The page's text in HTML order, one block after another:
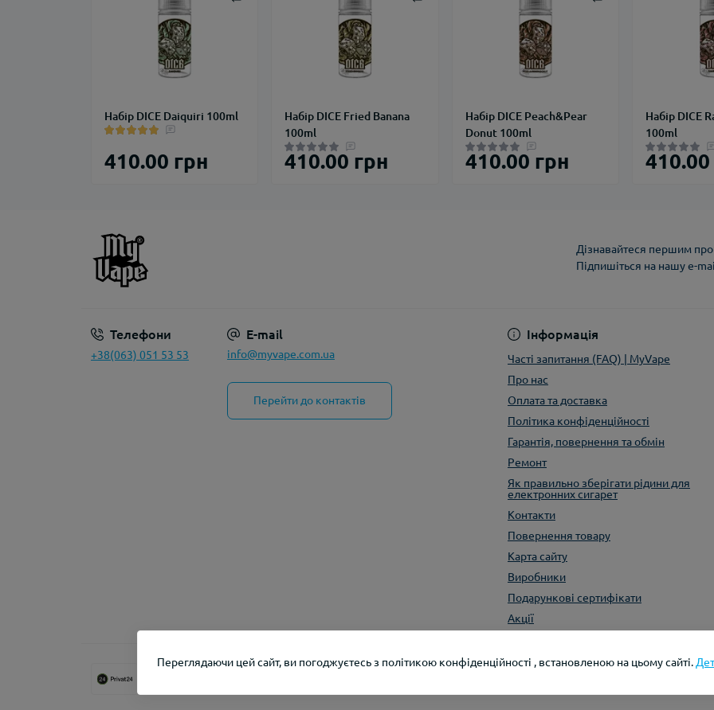
Набір DICE Daiquiri 100ml
410.00 грн
Набір DICE Fried Banana
100ml
410.00 грн
Набір DICE Peach&Pear
Donut 100ml
410.00 грн
Набір DICE
100ml
410.00
Дізнавайтеся першим про
Підпишіться на нашу e-
Телефони
+38(063) 051 53 53
E-mail
info@myvape.com.ua
Перейти до контактів
Інформація
Часті запитання (FAQ) | MyVape
Про нас
Оплата та доставка
Політика конфіденційності
Гарантія, повернення та обмін
Ремонт
Як правильно зберігати рідини для
електронних сигарет
Контакти
Повернення товару
Карта сайту
Виробники
Подарункові сертифікати
Акції
Розробка та
Переглядаючи цей сайт, ви погоджуєтесь з політикою конфіденційності , встановленою на цьому сайті.